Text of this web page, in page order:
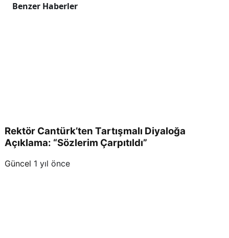
Benzer Haberler
Rektör Cantürk’ten Tartışmalı Diyaloğa
Açıklama: “Sözlerim Çarpıtıldı”
Güncel 1 yıl önce